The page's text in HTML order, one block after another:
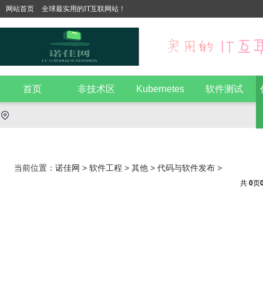
网站首页 全球最实用的IT互联网站！
首页 非技术区 Kubernetes 软件测试
当前位置： 诺佳网 > 软件工程 > 其他 > 代码与软件发布 >
共 0页